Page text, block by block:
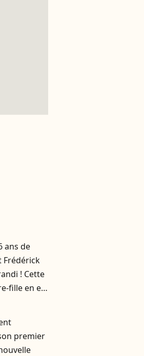
ans de
Frédérick
! Cette
fille en est
premier